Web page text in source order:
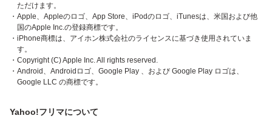
ただけます。
・Apple、Appleのロゴ、App Store、iPodのロゴ、iTunesは、米国および他
国のApple Inc.の登録商標です。
・iPhone商標は、アイホン株式会社のライセンスに基づき使用されていま
す。
・Copyright (C) Apple Inc. All rights reserved.
・Android、Androidロゴ、Google Play 、および Google Play ロゴは、
Google LLC の商標です。
Yahoo!フリマについて